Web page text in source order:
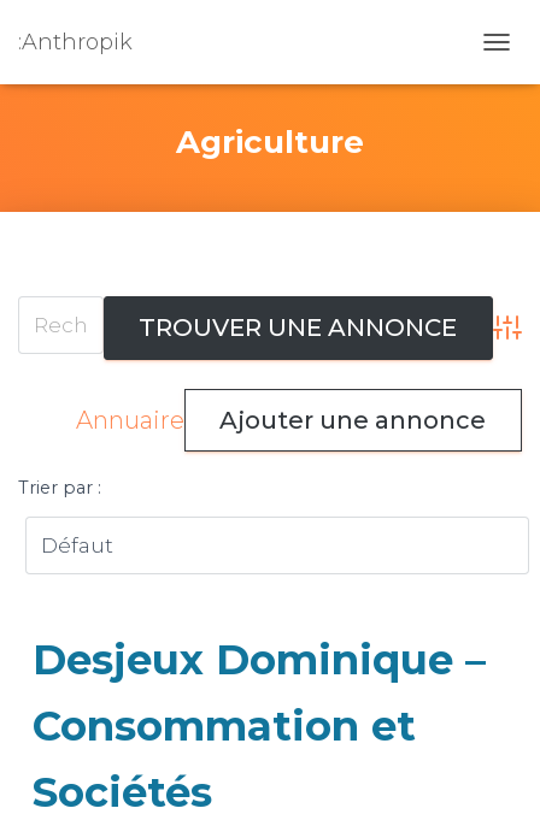
:Anthropik
Agriculture
Annuaire Ajouter une annonce
Trier par :
Desjeux Dominique –
Consommation et
Sociétés